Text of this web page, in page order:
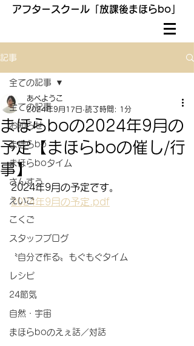
アフタースクール「放課後まほらbo」
記事
全ての記事
お知らせ
まほらbo
まほらboタイム
さんすう
えいご
こくご
スタッフブログ
〝自分で作る〟もぐもぐタイム
レシピ
24節気
自然・宇宙
まほらboのえぇ話／対話
全ての記事
まほらboの2024年9月の
予定【まほらboの催し/行
事】
あべようこ
2024年9月17日 読了時間: 1分
2024年9月の予定です。
2024年9月の予定.pdf